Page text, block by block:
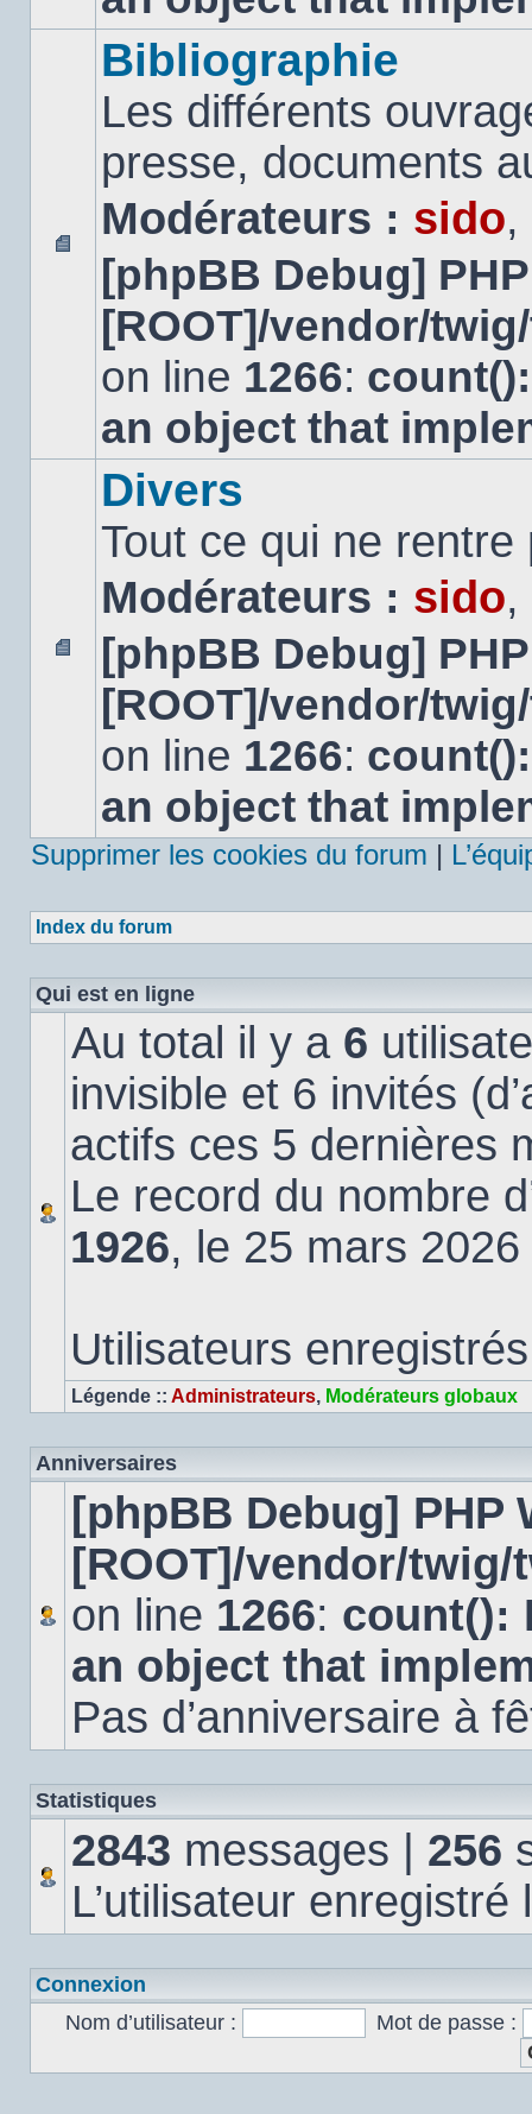
Aucun
message
non
Bibliographie
Les différents
presse, documents
Modérateurs : sido,
[phpBB Debug]
[ROOT]/vendor/
on line 1266:
an object that
Aucun
message
non
Divers
Tout ce qui ne
Modérateurs : sido,
[phpBB Debug]
[ROOT]/vendor/
on line 1266:
an object that
Supprimer les cookies du forum |
Index du forum
Qui est en ligne
Au total il y a 6
invisible et 6 invités
actifs ces 5 dernières
Le record du nombre
1926, le 25 mars 2026
Utilisateurs
Légende :: Administrateurs, Modérateurs globaux
Anniversaires
[phpBB Debug] PHP
[ROOT]/vendor/
on line 1266: count():
an object that
Pas d’anniversaire à
Statistiques
2843 messages | 256
L’utilisateur
Connexion
Nom d’utilisateur :
Mot de passe :